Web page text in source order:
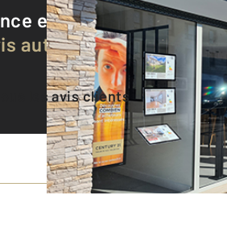
est notée
9,4/10
authentifiés par
tous les avis clients